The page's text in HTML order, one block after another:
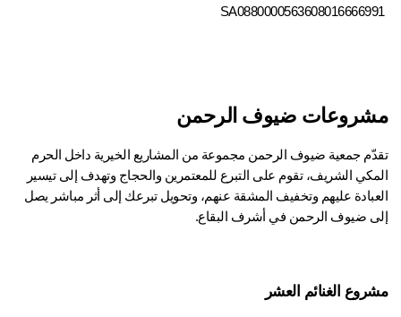
ضيوف الرحمن
تقدّم جمعية ضيوف الرحمن مجموعة من المشاريع الخيرية داخل الحرم
المكي الشريف، تقوم على التبرع للمعتمرين والحجاج وتهدف إلى تيسير
العبادة عليهم وتخفيف المشقة عنهم، وتحويل تبرعك إلى أثر مباشر يصل
ضيوف الرحمن في أشرف البقاع.
الغنائم العشر